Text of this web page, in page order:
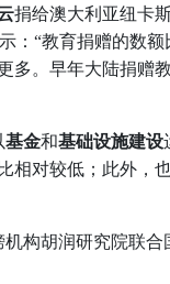
捐给澳大利亚纽卡
：“教育捐赠的数额
多。早年大陆捐赠
基金和基础设施建设
相对较低；此外，
构胡润研究院联